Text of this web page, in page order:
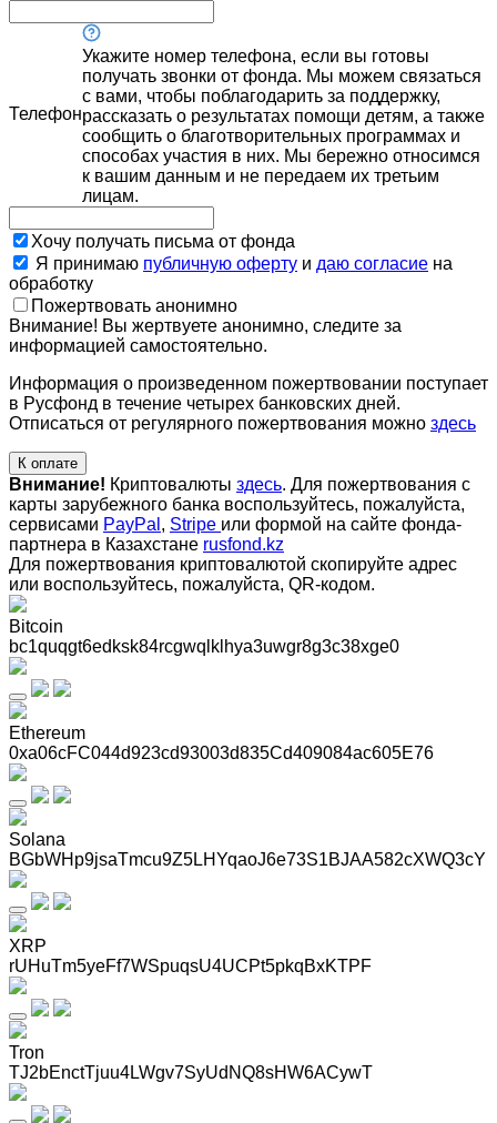
Телефон
Укажите номер телефона, если вы готовы
получать звонки от фонда. Мы можем связаться
с вами, чтобы поблагодарить за поддержку,
рассказать о результатах помощи детям, а также
сообщить о благотворительных программах и
способах участия в них. Мы бережно относимся
к вашим данным и не передаем их третьим
лицам.
Хочу получать письма от фонда
Я принимаю публичную оферту и даю согласие на
обработку
Пожертвовать анонимно
Внимание! Вы жертвуете анонимно, следите за
информацией самостоятельно.
Информация о произведенном пожертвовании поступает
в Русфонд в течение четырех банковских дней.
Отписаться от регулярного пожертвования можно здесь
К оплате
Внимание! Криптовалюты здесь. Для пожертвования с
карты зарубежного банка воспользуйтесь, пожалуйста,
сервисами PayPal , Stripe или формой на сайте фонда-
партнера в Казахстане rusfond.kz
Для пожертвования криптовалютой скопируйте адрес
или воспользуйтесь, пожалуйста, QR-кодом.
Bitcoin
bc1quqgt6edksk84rcgwqlklhya3uwgr8g3c38xge0
Ethereum
0xa06cFC044d923cd93003d835Cd409084ac605E76
Solana
BGbWHp9jsaTmcu9Z5LHYqaoJ6e73S1BJAA582cXWQ3cY
XRP
rUHuTm5yeFf7WSpuqsU4UCPt5pkqBxKTPF
Tron
TJ2bEnctTjuu4LWgv7SyUdNQ8sHW6ACywT